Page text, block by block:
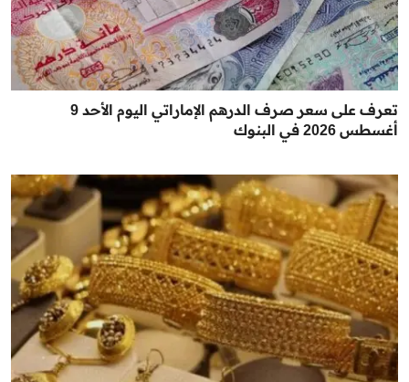
تعرف على سعر صرف الدرهم الإماراتي اليوم الأحد 9
أغسطس 2026 في البنوك